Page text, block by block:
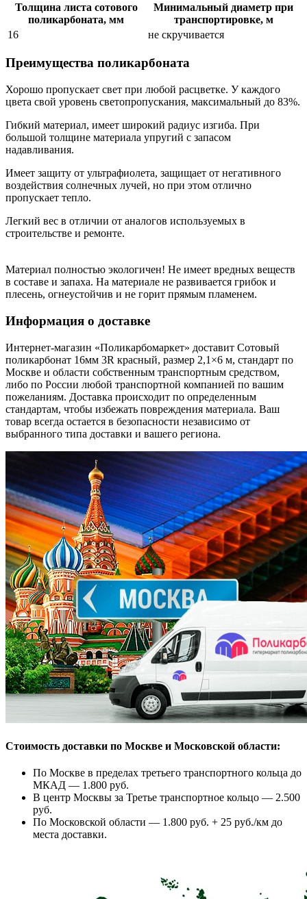
Толщина листа сотового
поликарбоната, мм
Минимальный диаметр при
транспортировке, м
16
не скручивается
Преимущества поликарбоната
Хорошо пропускает свет при любой расцветке. У каждого
цвета свой уровень светопропускания, максимальный до 83%.
Гибкий материал, имеет широкий радиус изгиба. При
большой толщине материала упругий с запасом
надавливания.
Имеет защиту от ультрафиолета, защищает от негативного
воздействия солнечных лучей, но при этом отлично
пропускает тепло.
Легкий вес в отличии от аналогов используемых в
строительстве и ремонте.
Материал полностью экологичен! Не имеет вредных веществ
в составе и запаха. На материале не развивается грибок и
плесень, огнеустойчив и не горит прямым пламенем.
Информация о доставке
Интернет-магазин «Поликарбомаркет» доставит Сотовый
поликарбонат 16мм 3R красный, размер 2,1×6 м, стандарт по
Москве и области собственным транспортным средством,
либо по России любой транспортной компанией по вашим
пожеланиям. Доставка происходит по определенным
стандартам, чтобы избежать повреждения материала. Ваш
товар всегда остается в безопасности независимо от
выбранного типа доставки и вашего региона.
Стоимость доставки по Москве и Московской области:
По Москве в пределах третьего транспортного кольца до
МКАД — 1.800 руб.
В центр Москвы за Третье транспортное кольцо — 2.500
руб.
По Московской области — 1.800 руб. + 25 руб./км до
места доставки.